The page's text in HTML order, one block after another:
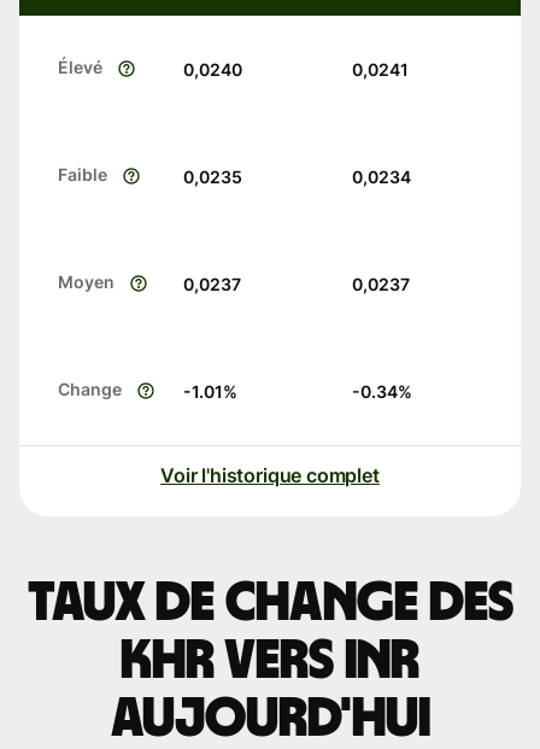
Élevé 0,0240 0,0241
Faible 0,0235 0,0234
Moyen 0,0237 0,0237
Change -1.01% -0.34%
Voir l'historique complet
Taux de change des
KHR vers INR
aujourd'hui